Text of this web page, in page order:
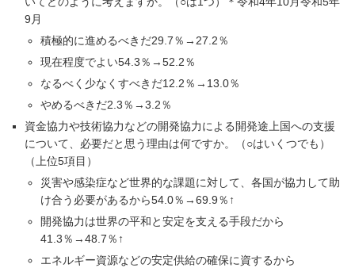
9月
積極的に進めるべきだ29.7％→27.2％
現在程度でよい54.3％→52.2％
なるべく少なくすべきだ12.2％→13.0％
やめるべきだ2.3％→3.2％
資金協力や技術協力などの開発協力による開発途上国への支援
について、必要だと思う理由は何ですか。（○はいくつでも）
（上位5項目）
災害や感染症など世界的な課題に対して、各国が協力して助
け合う必要があるから54.0％→69.9％↑
開発協力は世界の平和と安定を支える手段だから
41.3％→48.7％↑
エネルギー資源などの安定供給の確保に資するから